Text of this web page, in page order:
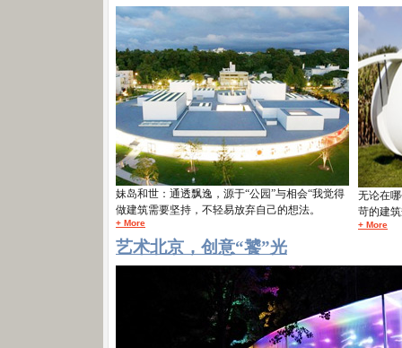
妹岛和世：通透飘逸，源于“公园”与相会“我觉得
做建筑需要坚持，不轻易放弃自己的想法。
+ More
无论在
苛的建
+ More
艺术北京，创意“饕”光